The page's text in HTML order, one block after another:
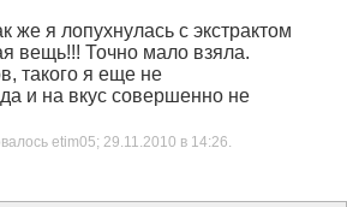
же я лопухнулась с экстрактом
вещь!!! Точно мало взяла.
такого я еще не
и на вкус совершенно не
etim05; 29.11.2010 в 14:26